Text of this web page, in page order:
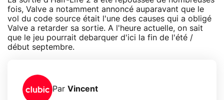
fois, Valve a notamment annoncé auparavant que le
vol du code source était l'une des causes qui a obligé
Valve a retarder sa sortie. A l'heure actuelle, on sait
que le jeu pourrait debarquer d'ici la fin de l'été /
début septembre.
Par Vincent